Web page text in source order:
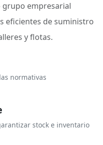
grupo empresarial
eficientes de suministro
y flotas.
normativas
stock e inventario